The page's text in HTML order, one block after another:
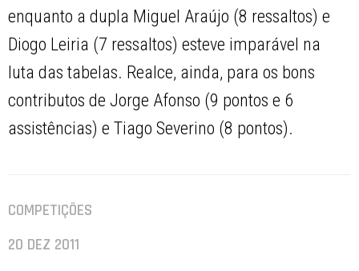
enquanto a dupla Miguel Araújo (8 ressaltos) e
Diogo Leiria (7 ressaltos) esteve imparável na
luta das tabelas. Realce, ainda, para os bons
contributos de Jorge Afonso (9 pontos e 6
assistências) e Tiago Severino (8 pontos).
COMPETIÇÕES
20 DEZ 2011